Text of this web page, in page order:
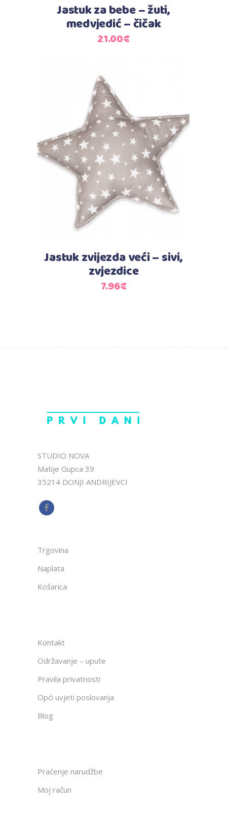
Jastuk za bebe – žuti,
medvjedić – čičak
21.00€
Dodaj u košaricu
Jastuk zvijezda veći – sivi,
zvjezdice
7.96€
STUDIO NOVA
Matije Gupca 39
35214 DONJI ANDRIJEVCI
Trgovina
Naplata
Košarica
Kontakt
Održavanje – upute
Pravila privatnosti
Opći uvjeti poslovanja
Blog
Praćenje narudžbe
Moj račun